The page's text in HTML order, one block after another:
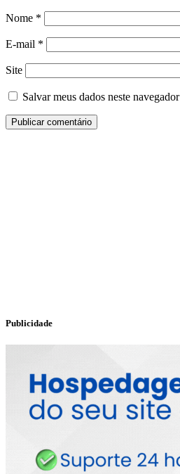
Nome *
E-mail *
Site
Salvar meus dados neste
Publicidade